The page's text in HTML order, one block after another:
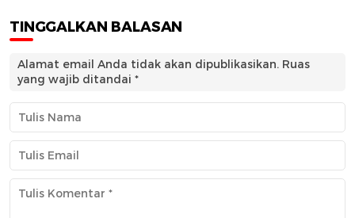
TINGGALKAN BALASAN
Alamat email Anda tidak akan dipublikasikan. Ruas
yang wajib ditandai *